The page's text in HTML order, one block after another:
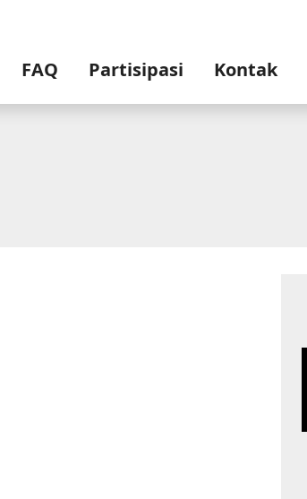
FAQ Partisipasi Kontak